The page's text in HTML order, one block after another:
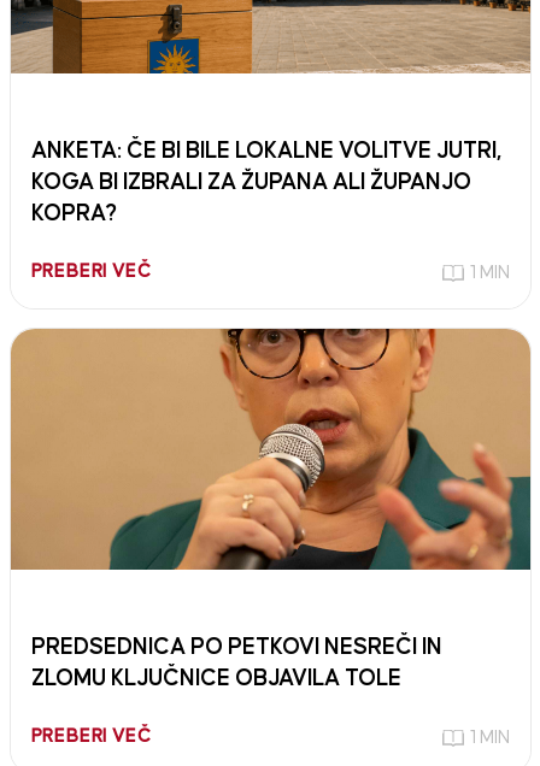
ANKETA: ČE BI BILE LOKALNE VOLITVE JUTRI,
KOGA BI IZBRALI ZA ŽUPANA ALI ŽUPANJO
KOPRA?
PREBERI VEČ 1 MIN
PREDSEDNICA PO PETKOVI NESREČI IN
ZLOMU KLJUČNICE OBJAVILA TOLE
PREBERI VEČ 1 MIN